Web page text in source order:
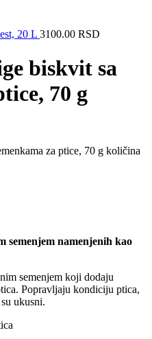
20 L 3100.00 RSD
biskvit sa
70 g
za ptice, 70 g količina
semenjem namenjenih kao
semenjem koji dodaju
Popravljaju kondiciju ptica,
ukusni.